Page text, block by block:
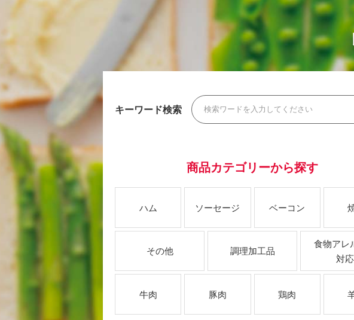
キーワード検索
商品カテゴリーから探す
ハム ソーセージ ベーコン
その他 調理加工品
食物アレ
対応
牛肉 豚肉 鶏肉